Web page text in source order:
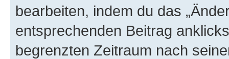
bearbeiten, indem du das
entsprechenden Beitrag
begrenzten Zeitraum nach